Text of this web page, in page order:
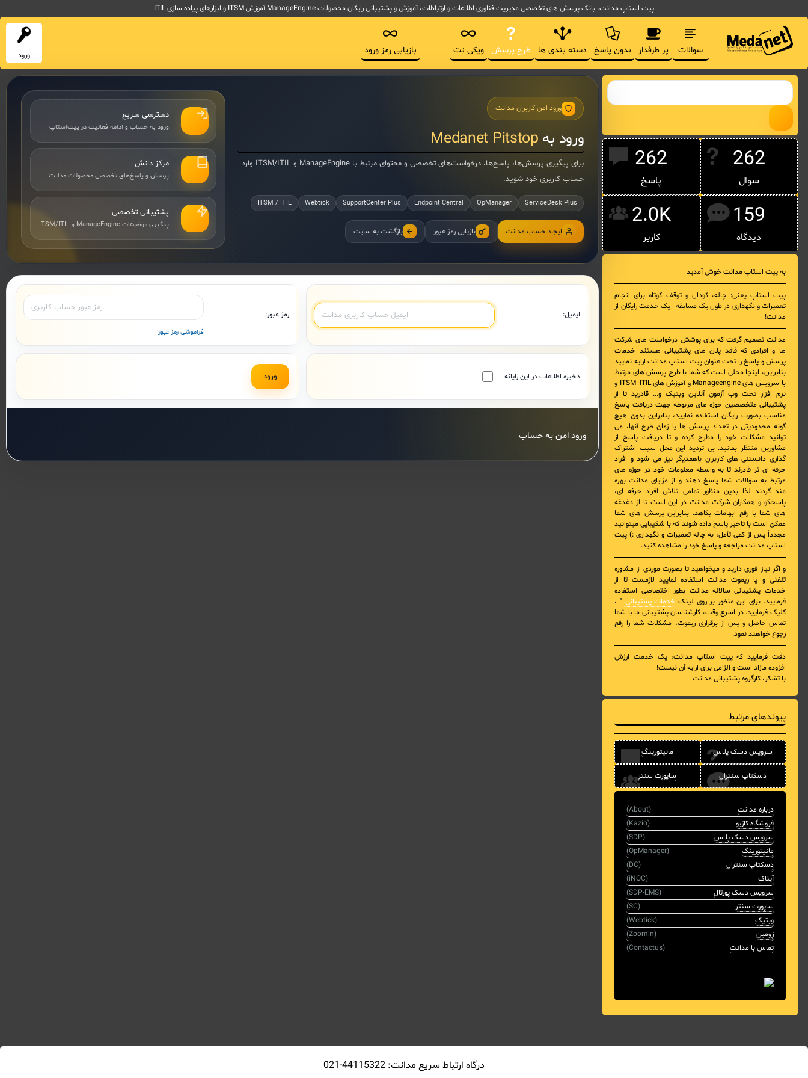
پیت استاپ مدانت، بانک پرسش های تخصصی مدیریت فناوری اطلاعات و ارتباطات، آموزش و پشتیبانی رایگان محصولات ManageEngine آموزش ITSM و ابزارهای پیاده سازی ITIL
ورود سوالات پر طرفدار بدون پاسخ دسته بندی ها طرح پرسش ویکی نت بازیابی رمز ورود
ورود امن کاربران مدانت
ورود به Medanet Pitstop
برای پیگیری پرسش‌ها، پاسخ‌ها، درخواست‌های تخصصی و محتوای مرتبط با ManageEngine و ITSM/ITIL وارد
حساب کاربری خود شوید.
ServiceDesk Plus
OpManager
Endpoint Central
SupportCenter Plus
Webtick
ITSM / ITIL
ایجاد حساب مدانت بازیابی رمز عبور بازگشت به سایت
دسترسی سریع
ورود به حساب و ادامه فعالیت در پیت‌استاپ
مرکز دانش
پرسش و پاسخ‌های تخصصی محصولات مدانت
پشتیبانی تخصصی
پیگیری موضوعات ManageEngine و ITSM/ITIL
ایمیل: رمز عبور:
فراموشی رمز عبور
ذخیره اطلاعات در این رایانه
262
سوال
262
پاسخ
159
دیدگاه
2.0K
کاربر
به پیت استاپ مدانت خوش آمدید
پیت استاپ یعنی: چاله، گودال و توقف کوتاه برای انجام
تعمیرات و نگهداری در طول یک مسابقه | یک خدمت رایگان از
مدانت!
مدانت تصمیم گرفت که برای پوشش درخواست های شرکت
ها و افرادی که فاقد پلان های پشتیبانی هستند خدمات
پرسش و پاسخ را تحت عنوان پیت استاپ مدانت ارایه نمایید
بنابراین، اینجا محلی است که شما با طرح پرسش های مرتبط
با
سرویس های Manageengine و آموزش های ITSM -ITIL و
نرم افزار تحت وب آزمون آنلاین وبتیک و... قادرید تا از
پشتیبانی متخصصین حوزه های مربوطه جهت دریافت پاسخ
مناسب بصورت رایگان استفاده نمایید، بنابراین بدون هیچ
گونه محدودیتی در تعداد پرسش ها یا زمان طرح آنها، می
توانید مشکلات خود را مطرح کرده و تا دریافت پاسخ از
مشاورین منتظر بمانید. بی تردید این محل سبب اشتراک
گذاری دانستنی های کاربران باهمدیگر نیز می شود و افراد
حرفه ای تر قادرند تا به واسطه معلومات خود در حوزه های
مرتبط به سوالات شما پاسخ دهند و از مزایای مدانت بهره
مند گردند لذا بدین منظور تمامی تلاش افراد حرفه ای،
پاسخگو و همکاران شرکت مدانت در این است تا از دغدغه
های شما با رفع ابهامات بکاهد. بنابراین پرسش های شما
ممکن است با تاخیر پاسخ داده شوند که با شکیبایی میتوانید
مجدداً پس از کمی تأمل، به چاله تعمیرات و نگهداری :) پیت
استاپ مدانت مراجعه و پاسخ خود را مشاهده کنید.
و اگر نیاز فوری دارید و میخواهید تا بصورت موردی از مشاوره
تلفنی و یا ریموت مدانت استفاده نمایید لازمست تا از
خدمات پشتیبانی سالانه مدانت بطور اختصاصی استفاده
فرمایید. برای این منظور بر روی لینک خدمات پشتیبانی " ،
کلیک فرمایید. در اسرع وقت، کارشناسان پشتیبانی ما با شما
تماس حاصل و پس از برقراری ریموت، مشکلات شما را رفع
رجوع خواهند نمود.
دقت فرمایید که پیت استاپ مدانت، یک خدمت ارزش
افزوده مازاد است و الزامی برای ارایه آن نیست!
با تشکر، کارگروه پشتیبانی مدانت
پیوندهای مرتبط
سرویس دسک پلاس مانیتورینگ
دسکتاپ سنترال ساپورت سنتر
درباره مدانت
(About)
فروشگاه کازیو
(Kazio)
سرویس دسک پلاس
(SDP)
مانیتورینگ
(OpManager)
دسکتاپ سنترال
(DC)
آیناک
(iNOC)
سرویس دسک پورتال
(SDP-EMS)
ساپورت سنتر
(SC)
وبتیک
(Webtick)
زومین
(Zoomin)
تماس با مدانت
(Contactus)
درگاه ارتباط سريع مدانت: 44115322-021